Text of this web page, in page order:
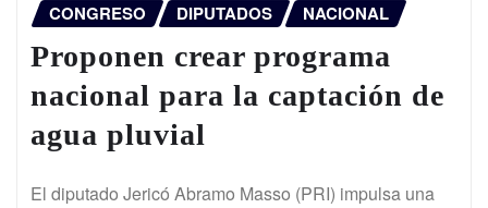
CONGRESO DIPUTADOS NACIONAL
Proponen crear programa
nacional para la captación de
agua pluvial
El diputado Jericó Abramo Masso (PRI) impulsa una